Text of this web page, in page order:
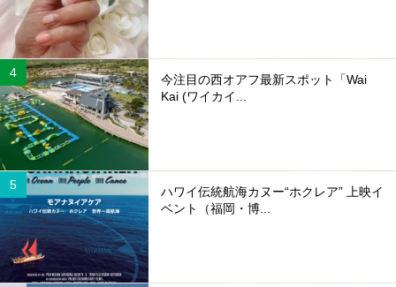
今注目の西オアフ最新スポット「Wai
Kai (ワイカイ...
ハワイ伝統航海カヌー“ホクレア” 上映イ
ベント（福岡・博...